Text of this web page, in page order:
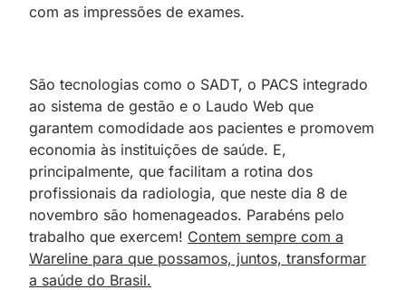
com as impressões de exames.
São tecnologias como o SADT, o PACS integrado
ao sistema de gestão e o Laudo Web que
garantem comodidade aos pacientes e promovem
economia às instituições de saúde. E,
principalmente, que facilitam a rotina dos
profissionais da radiologia, que neste dia 8 de
novembro são homenageados. Parabéns pelo
trabalho que exercem! Contem sempre com a
Wareline para que possamos, juntos, transformar
a saúde do Brasil.